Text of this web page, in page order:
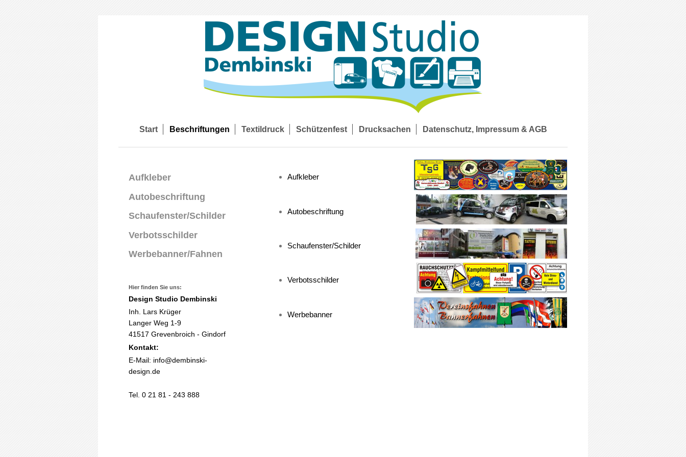
Start Beschriftungen Textildruck Schützenfest Drucksachen Datenschutz, Impressum & AGB
Aufkleber
Autobeschriftung
Schaufenster/Schilder
Verbotsschilder
Werbebanner
Aufkleber
Autobeschriftung
Schaufenster/Schilder
Verbotsschilder
Werbebanner/Fahnen
Hier finden Sie uns:
Design Studio Dembinski
Inh. Lars Krüger
Langer Weg 1-9
41517 Grevenbroich - Gindorf
Kontakt:
E-Mail: info@dembinski-
design.de
Tel. 0 21 81 - 243 888